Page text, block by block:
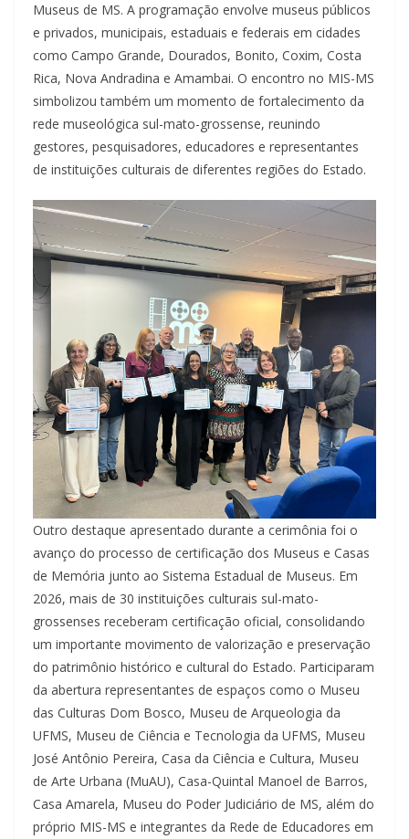
Museus de MS. A programação envolve museus públicos
e privados, municipais, estaduais e federais em cidades
como Campo Grande, Dourados, Bonito, Coxim, Costa
Rica, Nova Andradina e Amambai. O encontro no MIS-MS
simbolizou também um momento de fortalecimento da
rede museológica sul-mato-grossense, reunindo
gestores, pesquisadores, educadores e representantes
de instituições culturais de diferentes regiões do Estado.
Outro destaque apresentado durante a cerimônia foi o
avanço do processo de certificação dos Museus e Casas
de Memória junto ao Sistema Estadual de Museus. Em
2026, mais de 30 instituições culturais sul-mato-
grossenses receberam certificação oficial, consolidando
um importante movimento de valorização e preservação
do patrimônio histórico e cultural do Estado. Participaram
da abertura representantes de espaços como o Museu
das Culturas Dom Bosco, Museu de Arqueologia da
UFMS, Museu de Ciência e Tecnologia da UFMS, Museu
José Antônio Pereira, Casa da Ciência e Cultura, Museu
de Arte Urbana (MuAU), Casa-Quintal Manoel de Barros,
Casa Amarela, Museu do Poder Judiciário de MS, além do
próprio MIS-MS e integrantes da Rede de Educadores em